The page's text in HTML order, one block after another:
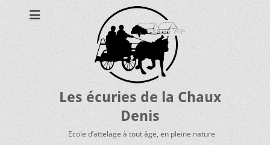
Les écuries de la Chaux
Denis
Ecole d’attelage à tout âge, en pleine nature